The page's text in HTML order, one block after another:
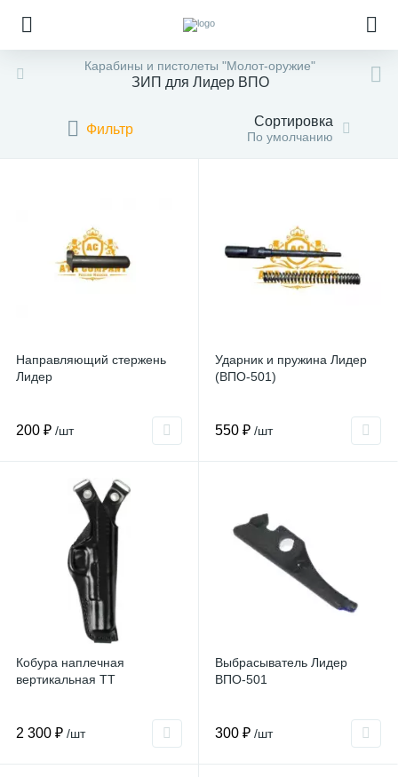
Карабины и пистолеты "Молот-оружие"
ЗИП для Лидер ВПО
Фильтр Сортировка
По умолчанию
Направляющий стержень
Лидер
200 ₽ /шт
Ударник и пружина Лидер
(ВПО-501)
550 ₽ /шт
Кобура наплечная
вертикальная ТТ
2 300 ₽ /шт
Выбрасыватель Лидер
ВПО-501
300 ₽ /шт